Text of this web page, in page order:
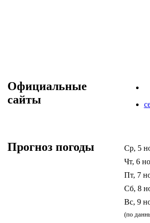
Официальные
сайты
Прогноз погоды
Ср, 5
Чт, 6
Пт, 7
Сб, 8
Вс, 9
(по